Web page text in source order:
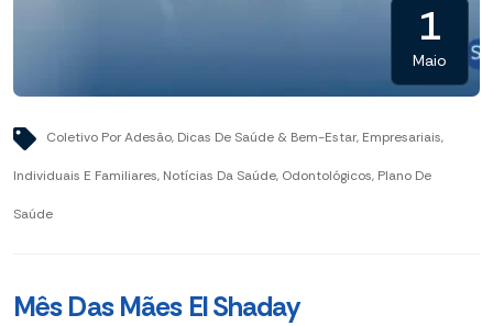
1
Maio
Coletivo Por Adesão, Dicas De Saúde & Bem-Estar, Empresariais,
Individuais E Familiares, Notícias Da Saúde, Odontológicos, Plano De
Saúde
Mês Das Mães El Shaday